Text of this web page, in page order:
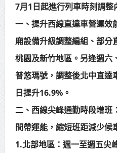
7月1日起進行列車時刻調整
一、提升西線直達車營運效
廂設備升級調整編組、部分
桃園及新竹地區。另逢週六
普悠瑪號，調整後北中直達
日提升16.9%。
二、西線尖峰通勤時段增班
間帶運能，縮短班距減少候
1.北部地區：週一至週五尖